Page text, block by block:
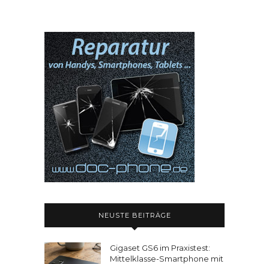
NEUSTE BEITRÄGE
Gigaset GS6 im Praxistest:
Mittelklasse-Smartphone mit